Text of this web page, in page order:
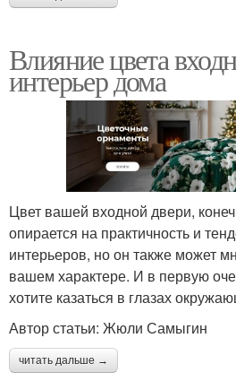
Влияние цвета
интерьер дома
Цвет вашей входной двери,
опирается на практичность и
интерьеров, но он также может
вашем характере. И в первую
хотите казаться в глазах
Автор статьи: Жюли Самыгин
читать дальше →